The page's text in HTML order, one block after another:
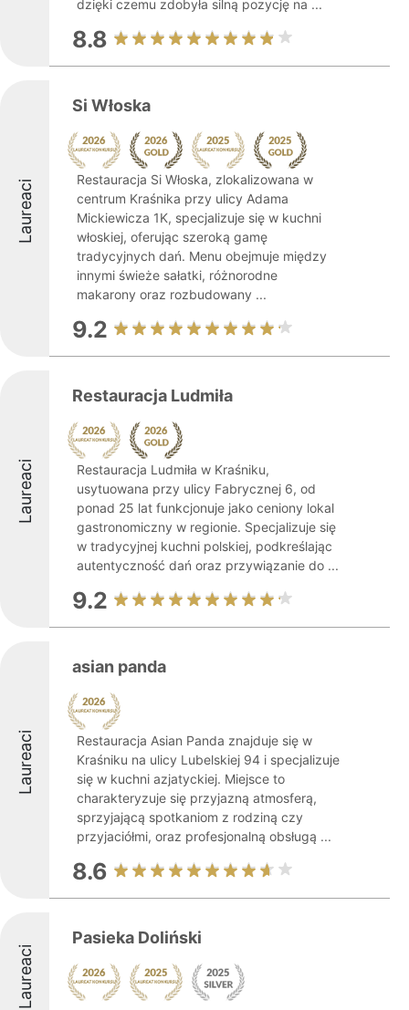
dzięki czemu zdobyła silną pozycję na ...
8.8
Laureaci
Si Włoska
Restauracja Si Włoska, zlokalizowana w
centrum Kraśnika przy ulicy Adama
Mickiewicza 1K, specjalizuje się w kuchni
włoskiej, oferując szeroką gamę
tradycyjnych dań. Menu obejmuje między
innymi świeże sałatki, różnorodne
makarony oraz rozbudowany ...
9.2
Laureaci
Restauracja Ludmiła
Restauracja Ludmiła w Kraśniku,
usytuowana przy ulicy Fabrycznej 6, od
ponad 25 lat funkcjonuje jako ceniony lokal
gastronomiczny w regionie. Specjalizuje się
w tradycyjnej kuchni polskiej, podkreślając
autentyczność dań oraz przywiązanie do ...
9.2
Laureaci
asian panda
Restauracja Asian Panda znajduje się w
Kraśniku na ulicy Lubelskiej 94 i specjalizuje
się w kuchni azjatyckiej. Miejsce to
charakteryzuje się przyjazną atmosferą,
sprzyjającą spotkaniom z rodziną czy
przyjaciółmi, oraz profesjonalną obsługą ...
8.6
Laureaci
Pasieka Doliński